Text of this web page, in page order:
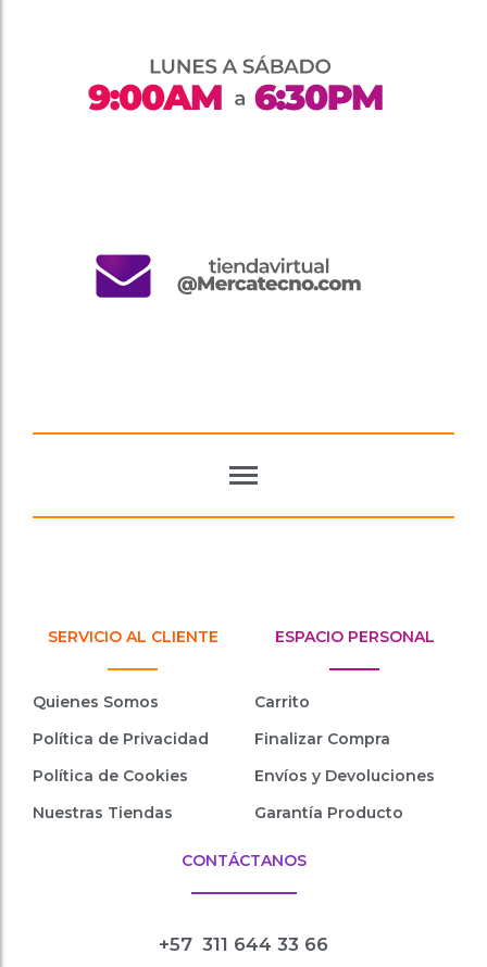
SERVICIO AL CLIENTE
Quienes Somos
Política de Privacidad
Política de Cookies
Nuestras Tiendas
ESPACIO PERSONAL
Carrito
Finalizar Compra
Envíos y Devoluciones
Garantía Producto
CONTÁCTANOS
+57 311 644 33 66